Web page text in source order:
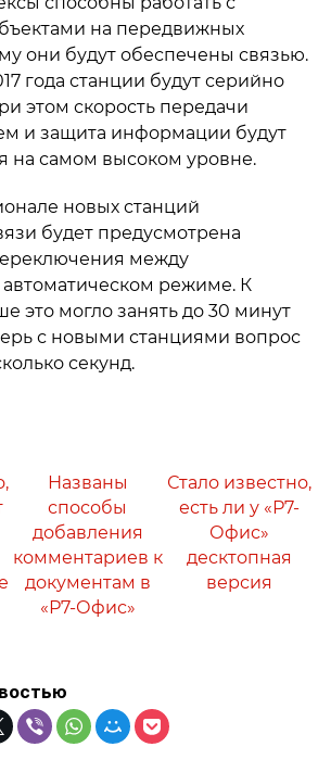
на передвижных
они будут обеспечены связью.
года станции будут серийно
этом скорость передачи
и защита информации будут
на самом высоком уровне.
новых станций
будет предусмотрена
между
режиме. К
это могло занять до 30 минут
с новыми станциями вопрос
секунд.
Названы
способы
добавления
комментариев к
документам в
«Р7-Офис»
Стало известно,
есть ли у «Р7-
Офис»
десктопная
версия